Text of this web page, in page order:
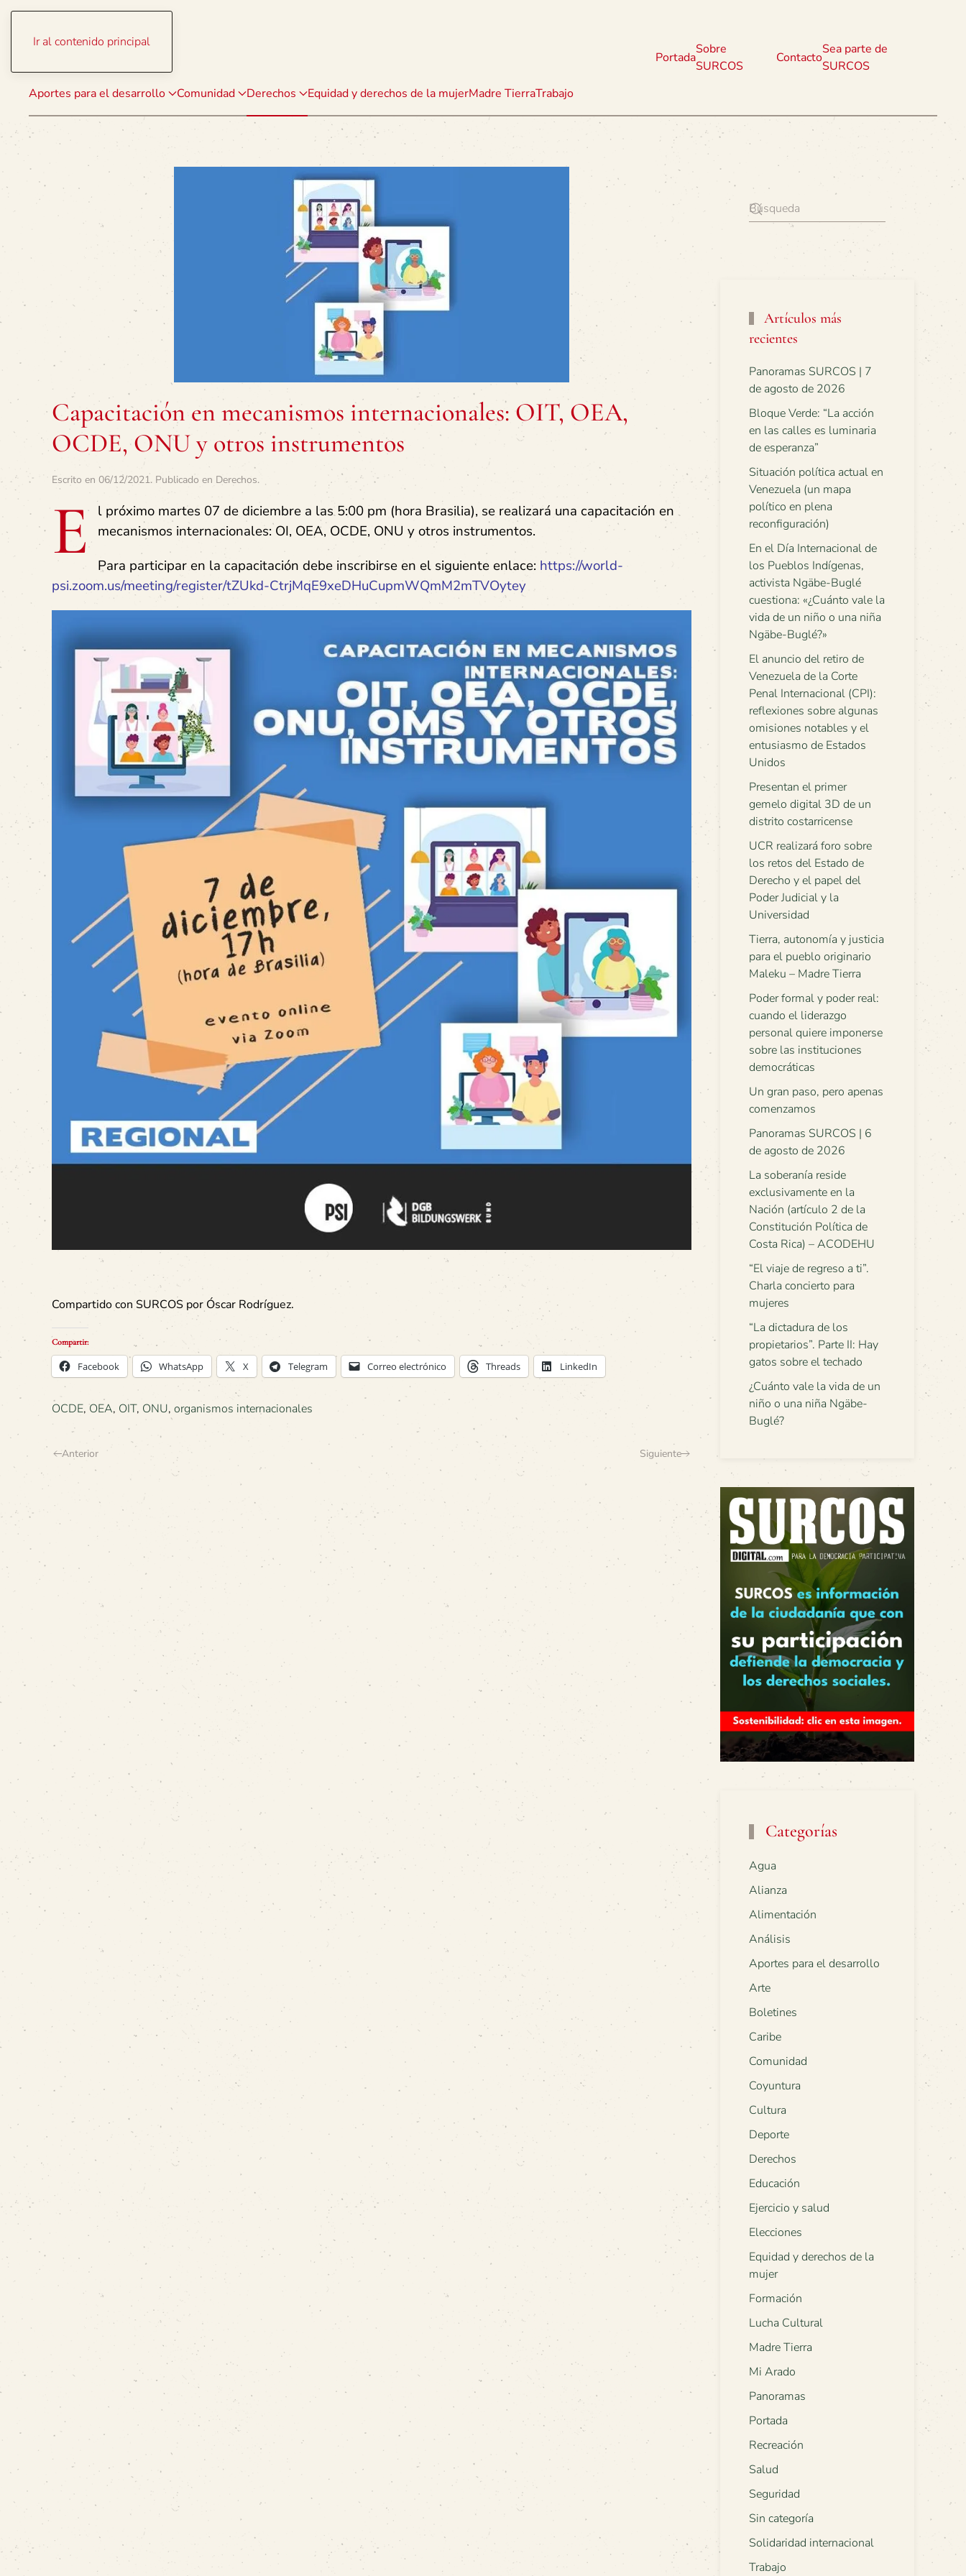
Ir al contenido principal
Aportes para el desarrollo Comunidad Derechos Equidad y derechos de la mujerMadre TierraTrabajo
Portada
Sobre
SURCOS
Contacto
Sea parte de
SURCOS
Capacitación en mecanismos internacionales: OIT, OEA,
OCDE, ONU y otros instrumentos
Escrito en 06/12/2021. Publicado en Derechos.
E l próximo martes 07 de diciembre a las 5:00 pm (hora Brasilia), se realizará una capacitación en
mecanismos internacionales: OI, OEA, OCDE, ONU y otros instrumentos.
Para participar en la capacitación debe inscribirse en el siguiente enlace: https://world-
psi.zoom.us/meeting/register/tZUkd-CtrjMqE9xeDHuCupmWQmM2mTVOytey
Compartido con SURCOS por Óscar Rodríguez.
Compartir:
Facebook WhatsApp X Telegram Correo electrónico Threads LinkedIn
OCDE, OEA, OIT, ONU, organismos internacionales
Anterior Siguiente
Artículos más
recientes
Panoramas SURCOS | 7
de agosto de 2026
Bloque Verde: “La acción
en las calles es luminaria
de esperanza”
Situación política actual en
Venezuela (un mapa
político en plena
reconfiguración)
En el Día Internacional de
los Pueblos Indígenas,
activista Ngäbe-Buglé
cuestiona: «¿Cuánto vale la
vida de un niño o una niña
Ngäbe-Buglé?»
El anuncio del retiro de
Venezuela de la Corte
Penal Internacional (CPI):
reflexiones sobre algunas
omisiones notables y el
entusiasmo de Estados
Unidos
Presentan el primer
gemelo digital 3D de un
distrito costarricense
UCR realizará foro sobre
los retos del Estado de
Derecho y el papel del
Poder Judicial y la
Universidad
Tierra, autonomía y justicia
para el pueblo originario
Maleku – Madre Tierra
Poder formal y poder real:
cuando el liderazgo
personal quiere imponerse
sobre las instituciones
democráticas
Un gran paso, pero apenas
comenzamos
Panoramas SURCOS | 6
de agosto de 2026
La soberanía reside
exclusivamente en la
Nación (artículo 2 de la
Constitución Política de
Costa Rica) – ACODEHU
“El viaje de regreso a ti”.
Charla concierto para
mujeres
“La dictadura de los
propietarios”. Parte II: Hay
gatos sobre el techado
¿Cuánto vale la vida de un
niño o una niña Ngäbe-
Buglé?
Categorías
Agua
Alianza
Alimentación
Análisis
Aportes para el desarrollo
Arte
Boletines
Caribe
Comunidad
Coyuntura
Cultura
Deporte
Derechos
Educación
Ejercicio y salud
Elecciones
Equidad y derechos de la
mujer
Formación
Lucha Cultural
Madre Tierra
Mi Arado
Panoramas
Portada
Recreación
Salud
Seguridad
Sin categoría
Solidaridad internacional
Trabajo